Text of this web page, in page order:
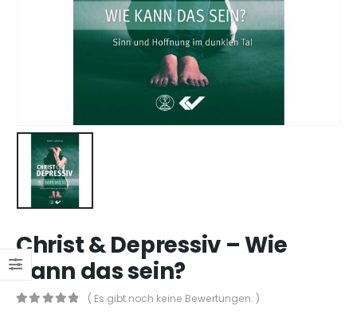
Christ & Depressiv – Wie
kann das sein?
( Es gibt noch keine Bewertungen. )